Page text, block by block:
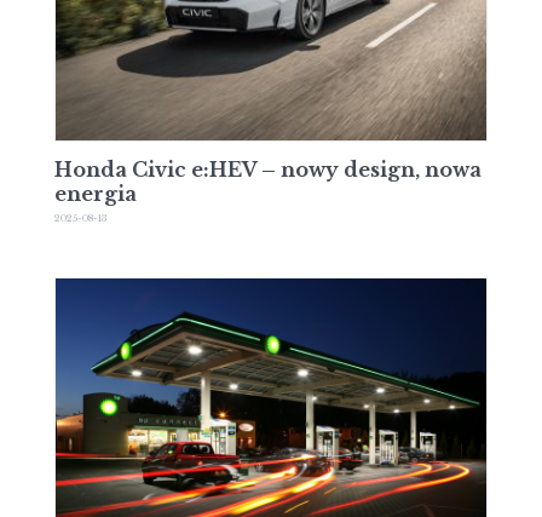
Honda Civic e:HEV – nowy design, nowa
energia
2025-08-13